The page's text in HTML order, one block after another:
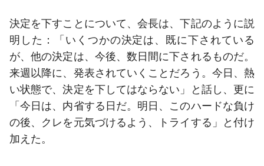
決定を下すことについて、会長は、下記のように説
明した：「いくつかの決定は、既に下されている
が、他の決定は、今後、数日間に下されるものだ。
来週以降に、発表されていくことだろう。今日、熱
い状態で、決定を下してはならない」と話し、更に
「今日は、内省する日だ。明日、このハードな負け
の後、クレを元気づけるよう、トライする」と付け
加えた。